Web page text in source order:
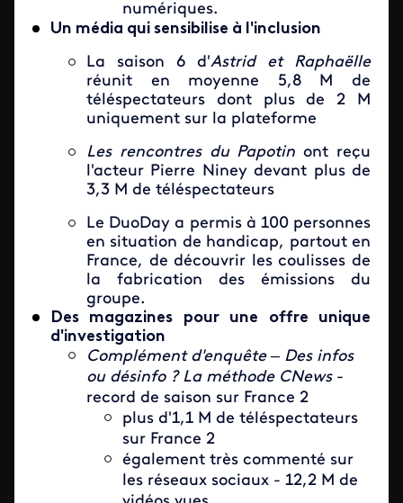
numériques.
Un média qui sensibilise à l'inclusion
La saison 6 d'Astrid et Raphaëlle
réunit en moyenne 5,8 M de
téléspectateurs dont plus de 2 M
uniquement sur la plateforme
Les rencontres du Papotin ont reçu
l'acteur Pierre Niney devant plus de
3,3 M de téléspectateurs
Le DuoDay a permis à 100 personnes
en situation de handicap, partout en
France, de découvrir les coulisses de
la fabrication des émissions du
groupe.
Des magazines pour une offre unique
d'investigation
Complément d'enquête – Des infos
ou désinfo ? La méthode CNews-
record de saison sur France 2
plus d'1,1 M de téléspectateurs
sur France 2
également très commenté sur
les réseaux sociaux - 12,2 M de